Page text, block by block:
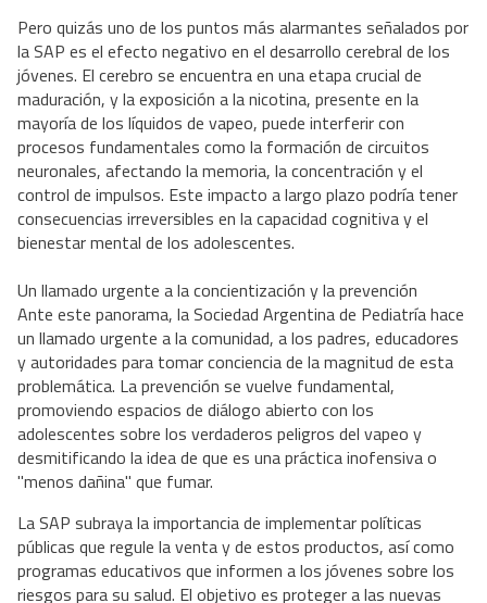
Pero quizás uno de los puntos más alarmantes señalados por
la SAP es el efecto negativo en el desarrollo cerebral de los
jóvenes. El cerebro se encuentra en una etapa crucial de
maduración, y la exposición a la nicotina, presente en la
mayoría de los líquidos de vapeo, puede interferir con
procesos fundamentales como la formación de circuitos
neuronales, afectando la memoria, la concentración y el
control de impulsos. Este impacto a largo plazo podría tener
consecuencias irreversibles en la capacidad cognitiva y el
bienestar mental de los adolescentes.
Un llamado urgente a la concientización y la prevención
Ante este panorama, la Sociedad Argentina de Pediatría hace
un llamado urgente a la comunidad, a los padres, educadores
y autoridades para tomar conciencia de la magnitud de esta
problemática. La prevención se vuelve fundamental,
promoviendo espacios de diálogo abierto con los
adolescentes sobre los verdaderos peligros del vapeo y
desmitificando la idea de que es una práctica inofensiva o
"menos dañina" que fumar.
La SAP subraya la importancia de implementar políticas
públicas que regule la venta y de estos productos, así como
programas educativos que informen a los jóvenes sobre los
riesgos para su salud. El objetivo es proteger a las nuevas